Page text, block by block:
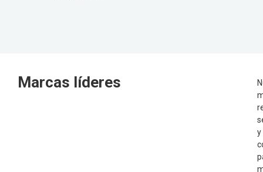
Marcas líderes
y